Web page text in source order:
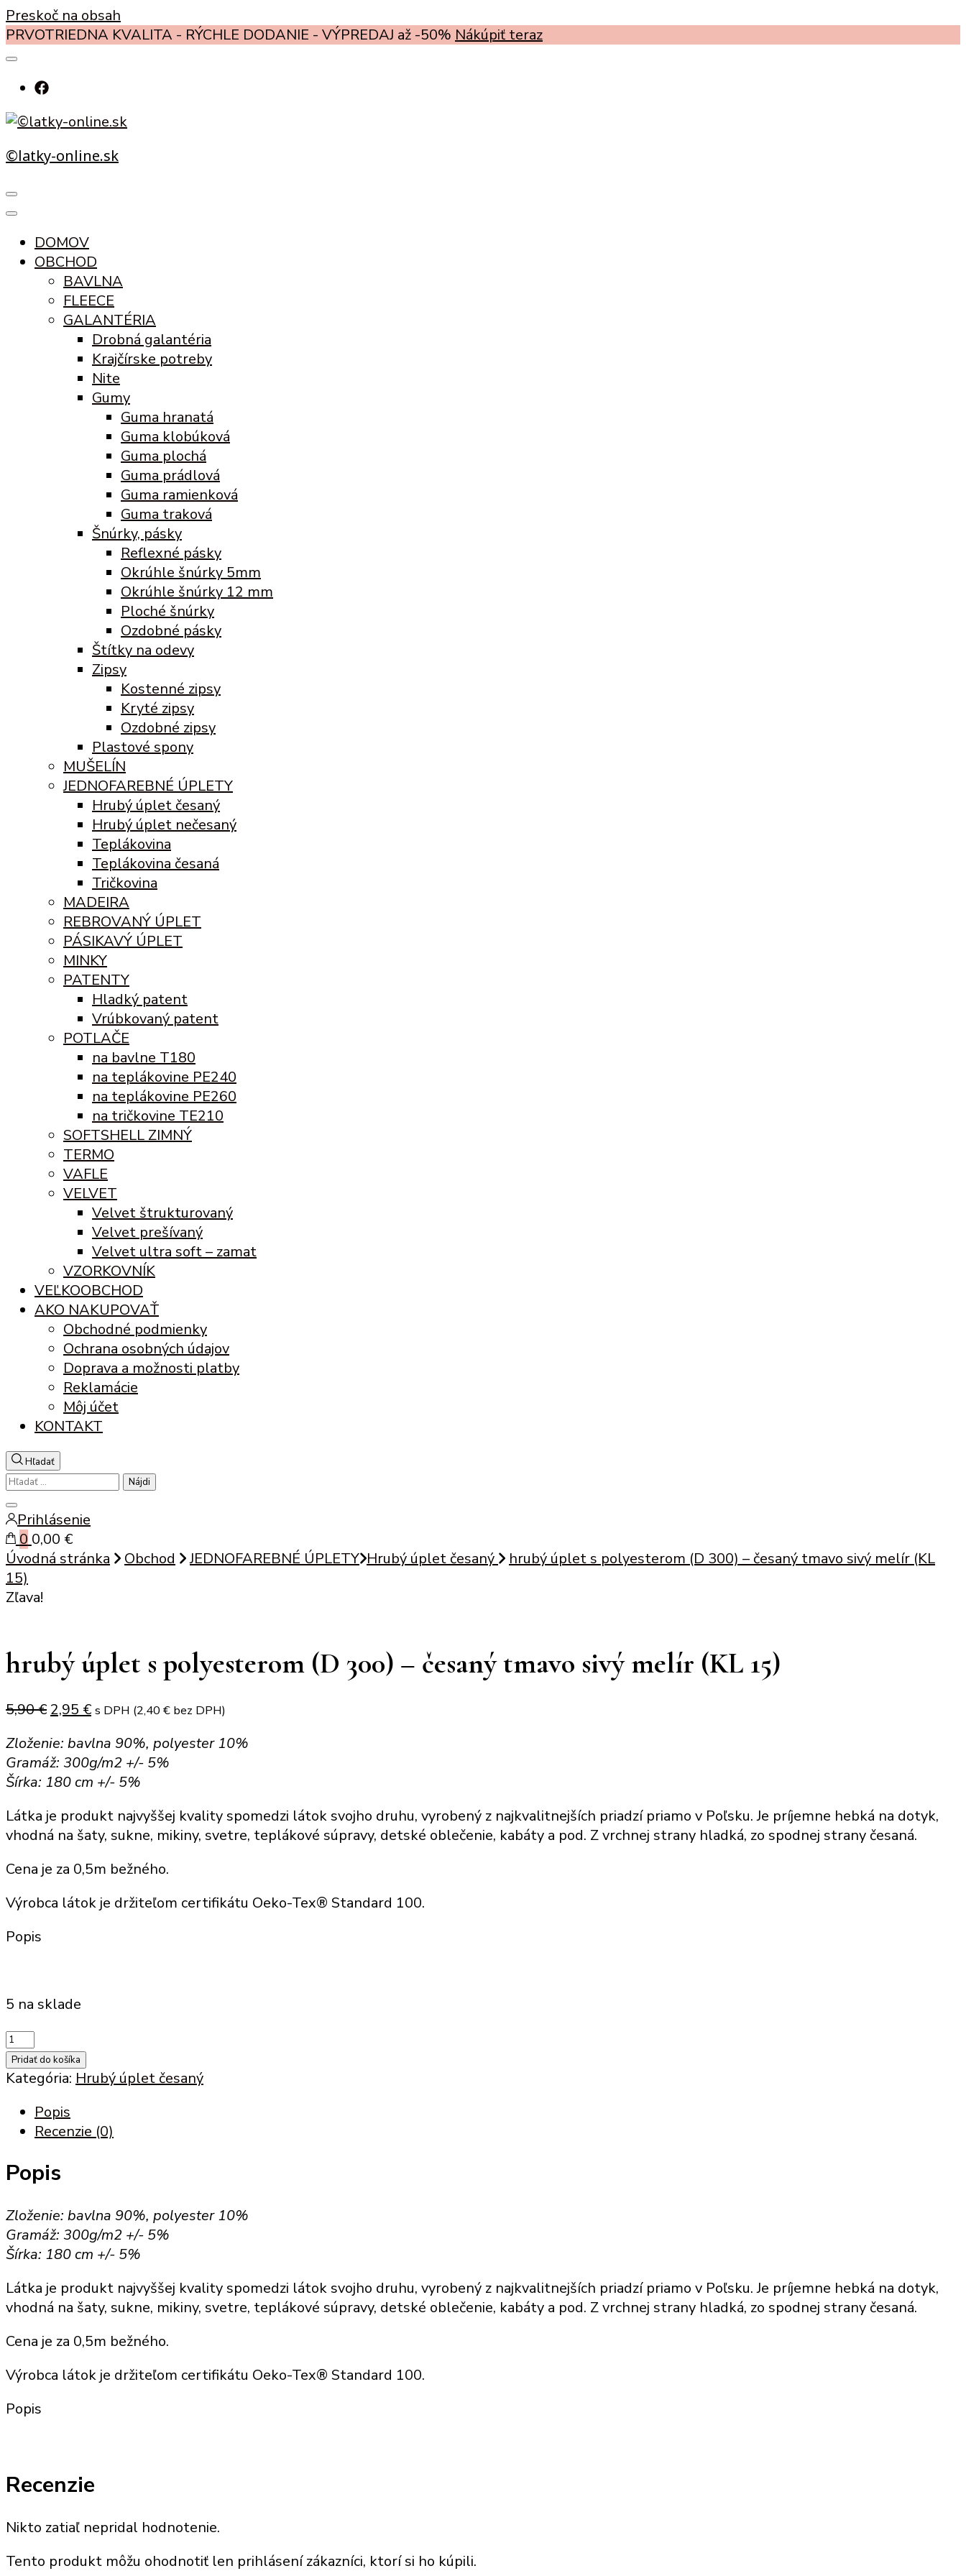
Preskoč na obsah
PRVOTRIEDNA KVALITA - RÝCHLE DODANIE - VÝPREDAJ až -50% Nákúpiť teraz
©latky-online.sk
DOMOV
OBCHOD
BAVLNA
FLEECE
GALANTÉRIA
Drobná galantéria
Krajčírske potreby
Nite
Gumy
Guma hranatá
Guma klobúková
Guma plochá
Guma prádlová
Guma ramienková
Guma traková
Šnúrky, pásky
Reflexné pásky
Okrúhle šnúrky 5mm
Okrúhle šnúrky 12 mm
Ploché šnúrky
Ozdobné pásky
Štítky na odevy
Zipsy
Kostenné zipsy
Kryté zipsy
Ozdobné zipsy
Plastové spony
MUŠELÍN
JEDNOFAREBNÉ ÚPLETY
Hrubý úplet česaný
Hrubý úplet nečesaný
Teplákovina
Teplákovina česaná
Tričkovina
MADEIRA
REBROVANÝ ÚPLET
PÁSIKAVÝ ÚPLET
MINKY
PATENTY
Hladký patent
Vrúbkovaný patent
POTLAČE
na bavlne T180
na teplákovine PE240
na teplákovine PE260
na tričkovine TE210
SOFTSHELL ZIMNÝ
TERMO
VAFLE
VELVET
Velvet štrukturovaný
Velvet prešívaný
Velvet ultra soft – zamat
VZORKOVNÍK
VEĽKOOBCHOD
AKO NAKUPOVAŤ
Obchodné podmienky
Ochrana osobných údajov
Doprava a možnosti platby
Reklamácie
Môj účet
KONTAKT
Hľadať
Hľadať:
Zatvoriť
vyhľadávanie
Prihlásenie
0 0,00 €
Úvodná stránka
Obchod JEDNOFAREBNÉ ÚPLETY Hrubý úplet česaný
hrubý úplet s polyesterom (D 300) – česaný tmavo sivý melír (KL
15)
Zľava!
hrubý úplet s polyesterom (D 300) – česaný tmavo sivý melír (KL 15)
5,90€ Original
was:
5,90 €.
2,95 €Current
is:
2,95 €.
s DPH (2,40 € bez DPH)
Zloženie: bavlna 90%, polyester 10%
Gramáž: 300g/m2 +/- 5%
Šírka: 180 cm +/- 5%
Látka je produkt najvyššej kvality spomedzi látok svojho druhu, vyrobený z najkvalitnejších priadzí priamo v Poľsku. Je príjemne hebká na dotyk,
vhodná na šaty, sukne, mikiny, svetre, teplákové súpravy, detské oblečenie, kabáty a pod. Z vrchnej strany hladká, zo spodnej strany česaná.
Cena je za 0,5m bežného.
Výrobca látok je držiteľom certifikátu Oeko-Tex® Standard 100.
Popis
5 na sklade
množstvo
hrubý
úplet
polyesterom
-
tmavo
sivý
melír
15)
Pridať do košíka
Kategória: Hrubý úplet česaný
Popis
Recenzie (0)
Popis
Zloženie: bavlna 90%, polyester 10%
Gramáž: 300g/m2 +/- 5%
Šírka: 180 cm +/- 5%
Látka je produkt najvyššej kvality spomedzi látok svojho druhu, vyrobený z najkvalitnejších priadzí priamo v Poľsku. Je príjemne hebká na dotyk,
vhodná na šaty, sukne, mikiny, svetre, teplákové súpravy, detské oblečenie, kabáty a pod. Z vrchnej strany hladká, zo spodnej strany česaná.
Cena je za 0,5m bežného.
Výrobca látok je držiteľom certifikátu Oeko-Tex® Standard 100.
Popis
Recenzie
Nikto zatiaľ nepridal hodnotenie.
Tento produkt môžu ohodnotiť len prihlásení zákazníci, ktorí si ho kúpili.